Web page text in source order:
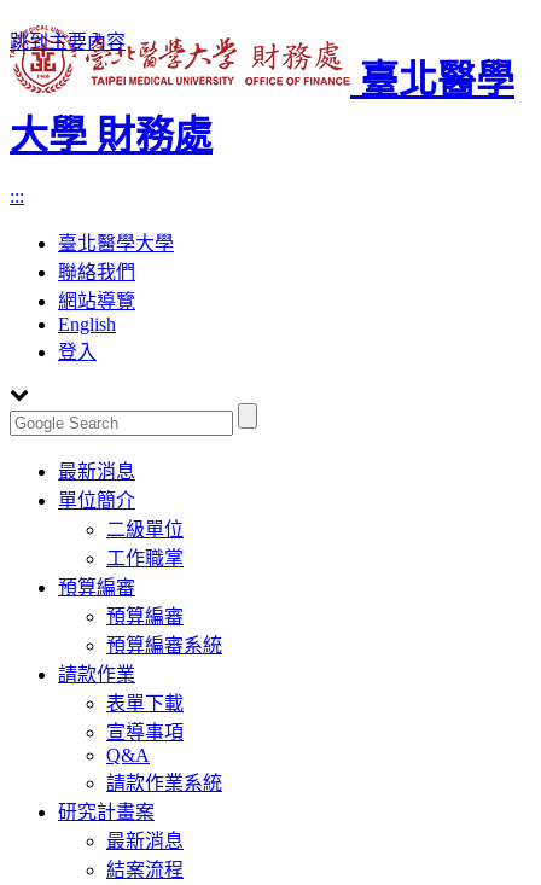
跳到主要內容
臺北醫學
大學 財務處
:::
臺北醫學大學
聯絡我們
網站導覽
English
登入
Toggle
navigation
最新消息
單位簡介
二級單位
工作職掌
預算編審
預算編審
預算編審系統
請款作業
表單下載
宣導事項
Q&A
請款作業系統
研究計畫案
最新消息
結案流程